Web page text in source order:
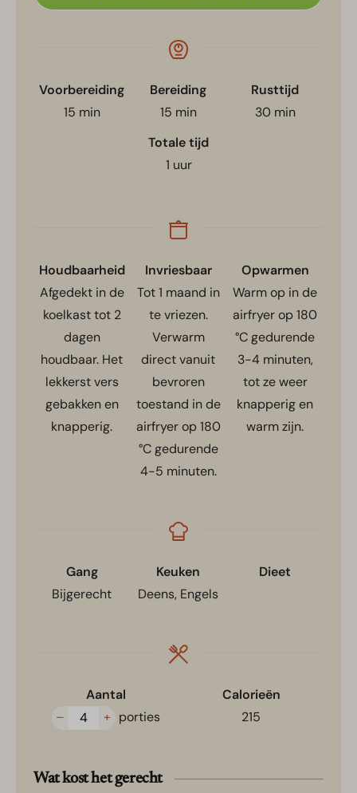
Voorbereiding
15 min
Bereiding
15 min
Rusttijd
30 min
Totale tijd
1 uur
Houdbaarheid
Afgedekt in de
koelkast tot 2
dagen
houdbaar. Het
lekkerst vers
gebakken en
knapperig.
Invriesbaar
Tot 1 maand in
te vriezen.
Verwarm
direct vanuit
bevroren
toestand in de
airfryer op 180
°C gedurende
4-5 minuten.
Opwarmen
Warm op in de
airfryer op 180
°C gedurende
3-4 minuten,
tot ze weer
knapperig en
warm zijn.
Gang
Bijgerecht
Keuken
Deens, Engels
Dieet
Aantal
–
+ porties
Calorieën
215
Wat kost het gerecht